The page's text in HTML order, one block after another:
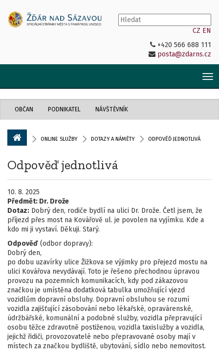
CZ EN
+420 566 688 111
posta@zdarns.cz
OBČAN PODNIKATEL NÁVŠTĚVNÍK
ONLINE SLUŽBY DOTAZY A NÁMĚTY ODPOVĚĎ JEDNOTLIVÁ
Odpověď jednotlivá
10. 8. 2025
Předmět: Dr. Drože
Dotaz: Dobrý den, rodiče bydlí na ulici Dr. Drože. Četl jsem, že
příjezd přes most na Kovářově ul. je povolen na vyjímku. Kde a
kdo mi ji vystaví. Děkuji. Starý.
Odpověď (odbor dopravy):
Dobrý den,
po dobu uzavírky ulice Žižkova se výjimky pro přejezd mostu na
ulici Kovářova nevydávají. Toto je řešeno přechodnou úpravou
provozu na pozemních komunikacích, kdy pod zákazovou
značkou je umístěna dodatková tabulka umožňující vjezd
vozidlům dopravní obsluhy. Dopravní obsluhou se rozumí
vozidla zajišťující zásobování nebo lékařské, opravárenské,
údržbářské, komunální a podobné služby, vozidla přepravující
osobu těžce zdravotně postiženou, vozidla taxislužby a vozidla,
jejichž řidiči, provozovatelé nebo přepravované osoby mají v
místech za značkou bydliště, ubytování, sídlo nebo nemovitost.